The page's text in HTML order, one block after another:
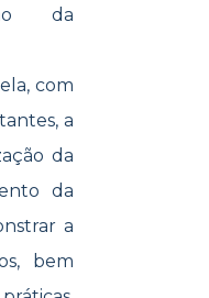
da
com
a
da
da
a
bem